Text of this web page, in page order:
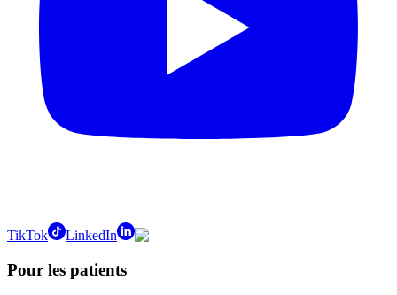
TikTok LinkedIn
Pour les patients